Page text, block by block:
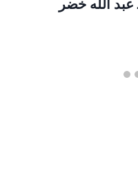
عبد الله خضر